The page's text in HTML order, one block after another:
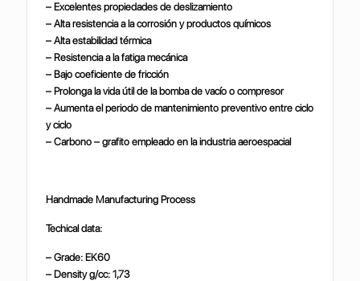
– Excelentes propiedades de deslizamiento
– Alta resistencia a la corrosión y productos químicos
– Alta estabilidad térmica
– Resistencia a la fatiga mecánica
– Bajo coeficiente de fricción
– Prolonga la vida útil de la bomba de vacío o compresor
– Aumenta el periodo de mantenimiento preventivo entre ciclo
y ciclo
– Carbono – grafito empleado en la industria aeroespacial
Handmade Manufacturing Process
Techical data:
– Grade: EK60
– Density g/cc: 1,73